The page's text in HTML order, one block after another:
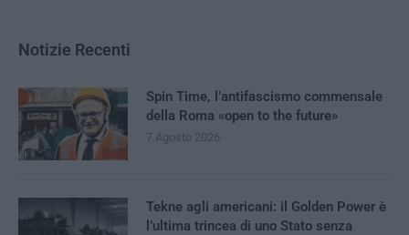
Notizie Recenti
Spin Time, l’antifascismo commensale
della Roma «open to the future»
7 Agosto 2026
Tekne agli americani: il Golden Power è
l’ultima trincea di uno Stato senza